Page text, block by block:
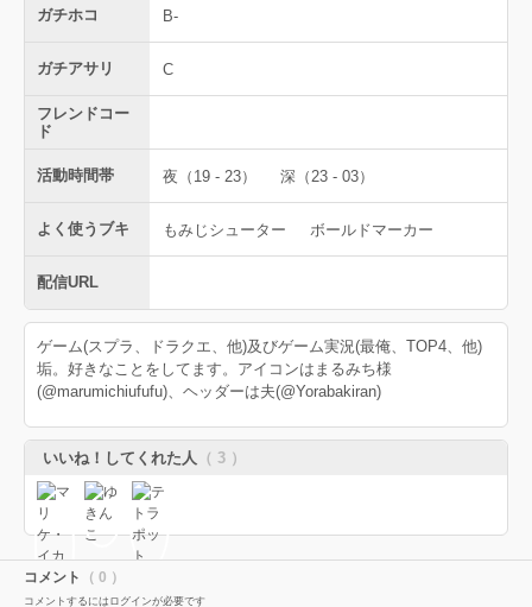
ガチホコ B-
ガチアサリ C
フレンドコー
ド
活動時間帯 夜（19 - 23） 深（23 - 03）
よく使うブキ もみじシューター ボールドマーカー
配信URL
ゲーム(スプラ、ドラクエ、他)及びゲーム実況(最俺、TOP4、他)
垢。好きなことをしてます。アイコンはまるみち様
(@marumichiufufu)、ヘッダーは夫(@Yorabakiran)
いいね！してくれた人 （ 3 ）
コメント （ 0 ）
コメントするにはログインが必要です